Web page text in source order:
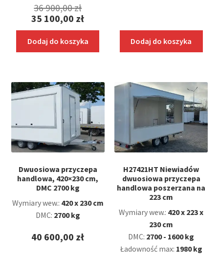
36 900,00złPierwotna
cena
wynosiła:
36
35 100,00 zł
Aktualna
cena
100,00 zł.
Dodaj do koszyka Dodaj do koszyka
Dwuosiowa przyczepa
handlowa, 420×230 cm,
DMC 2700 kg
Wymiary wew.: 420 x 230 cm
DMC: 2700 kg
40 600,00 zł
H27421HT Niewiadów
dwuosiowa przyczepa
handlowa poszerzana na
223 cm
Wymiary wew.: 420 x 223 x
230 cm
DMC: 2700 - 1600 kg
Ładowność max: 1980 kg